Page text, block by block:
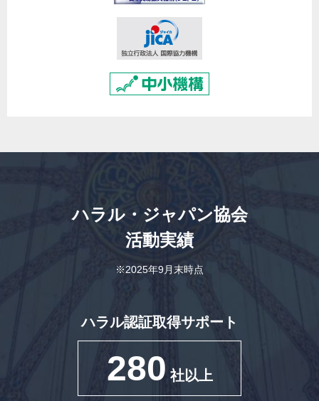
ハラル・ジャパン協会
活動実績
※2025年9月末時点
ハラル認証取得サポート
280 社以上